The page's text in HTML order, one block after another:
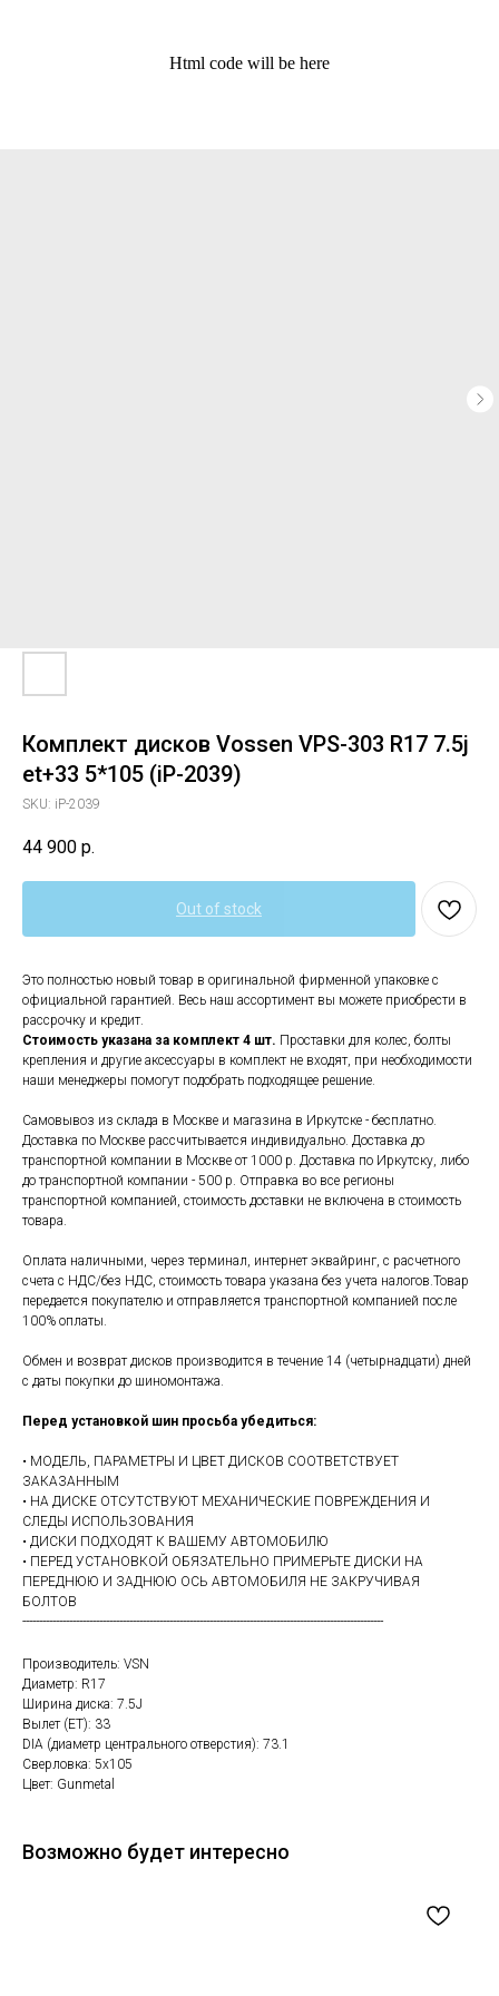
Html code will be here
Комплект дисков Vossen VPS-303 R17 7.5j
et+33 5*105 (iP-2039)
SKU: iP-2039
44 900 р.
Out of stock
Это полностью новый товар в оригинальной фирменной упаковке с
официальной гарантией. Весь наш ассортимент вы можете приобрести в
рассрочку и кредит.
Стоимость указана за комплект 4 шт. Проставки для колес, болты
крепления и другие аксессуары в комплект не входят, при необходимости
наши менеджеры помогут подобрать подходящее решение.
Самовывоз из склада в Москве и магазина в Иркутске - бесплатно.
Доставка по Москве рассчитывается индивидуально. Доставка до
транспортной компании в Москве от 1000 р. Доставка по Иркутску, либо
до транспортной компании - 500 р. Отправка во все регионы
транспортной компанией, стоимость доставки не включена в стоимость
товара.
Оплата наличными, через терминал, интернет эквайринг, с расчетного
счета с НДС/без НДС, стоимость товара указана без учета налогов.Товар
передается покупателю и отправляется транспортной компанией после
100% оплаты.
Обмен и возврат дисков производится в течение 14 (четырнадцати) дней
с даты покупки до шиномонтажа.
Перед установкой шин просьба убедиться:
• МОДЕЛЬ, ПАРАМЕТРЫ И ЦВЕТ ДИСКОВ СООТВЕТСТВУЕТ
ЗАКАЗАННЫМ
• НА ДИСКЕ ОТСУТСТВУЮТ МЕХАНИЧЕСКИЕ ПОВРЕЖДЕНИЯ И
СЛЕДЫ ИСПОЛЬЗОВАНИЯ
• ДИСКИ ПОДХОДЯТ К ВАШЕМУ АВТОМОБИЛЮ
• ПЕРЕД УСТАНОВКОЙ ОБЯЗАТЕЛЬНО ПРИМЕРЬТЕ ДИСКИ НА
ПЕРЕДНЮЮ И ЗАДНЮЮ ОСЬ АВТОМОБИЛЯ НЕ ЗАКРУЧИВАЯ
БОЛТОВ
------------------------------------------------------------------------------------------------------------
Производитель: VSN
Диаметр: R17
Ширина диска: 7.5J
Вылет (ET): 33
DIA (диаметр центрального отверстия): 73.1
Сверловка: 5х105
Цвет: Gunmetal
Возможно будет интересно